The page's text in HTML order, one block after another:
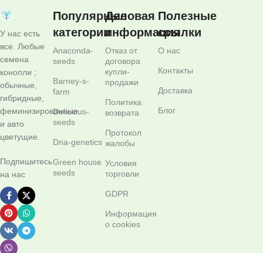
У нас есть
все. Любые
семена
конопли ;
обычные,
гибридные,
феминизированные
и авто
цветущие.
Подпишитесь
на нас
Популярные
категории
Anaconda-
seeds
Barney-s-
farm
Delicious-
seeds
Dna-genetics
Green house
seeds
Деловая
информация
Отказ от
договора
купли-
продажи
Политика
возврата
Протокол
жалобы
Условия
торговли
GDPR
Информация
о cookies
Полезные
ссылки
О нас
Контакты
Доставка
Блог